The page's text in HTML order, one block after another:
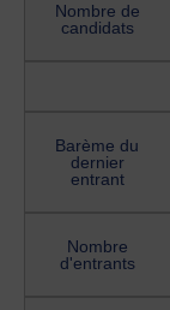
Nombre de
candidats
Barème du
dernier
entrant
Nombre
d'entrants